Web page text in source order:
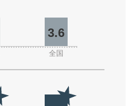
3.6
全国